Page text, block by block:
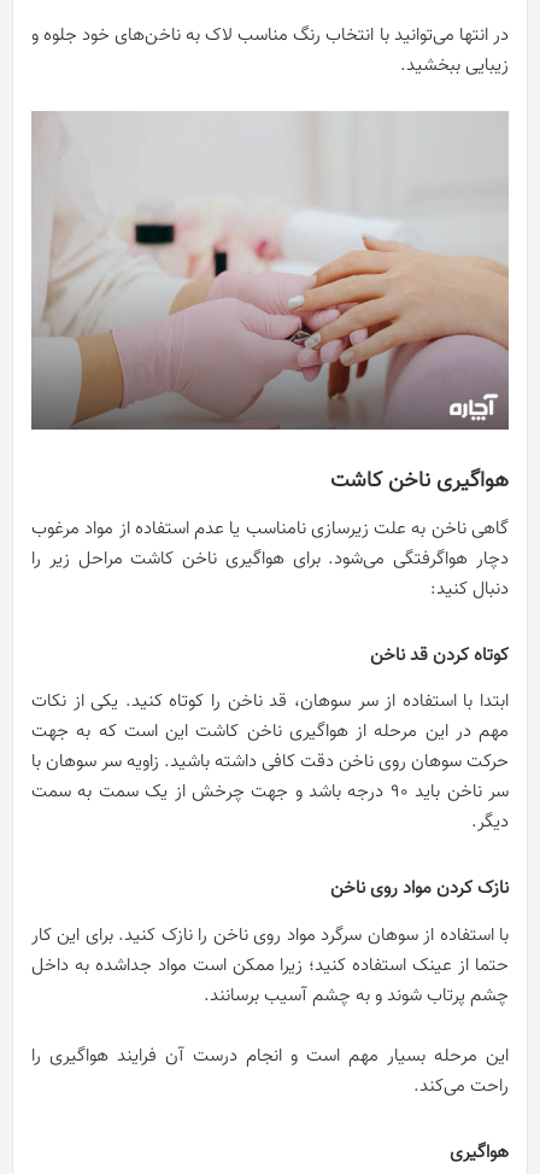
در انتها می‌توانید با انتخاب رنگ مناسب لاک به ناخن‌های خود جلوه و
زیبایی ببخشید.
هواگیری ناخن کاشت
گاهی ناخن به علت زیرسازی نامناسب یا عدم استفاده از مواد مرغوب
دچار هواگرفتگی می‌شود. برای هواگیری ناخن کاشت مراحل زیر را
دنبال کنید:
کوتاه کردن قد ناخن
ابتدا با استفاده از سر سوهان، قد ناخن را کوتاه کنید. یکی از نکات
مهم در این مرحله از هواگیری ناخن کاشت این است که به جهت
حرکت سوهان روی ناخن دقت کافی داشته باشید. زاویه سر سوهان با
سر ناخن باید 90 درجه باشد و جهت چرخش از یک سمت به سمت
دیگر.
نازک کردن مواد روی ناخن
با استفاده از سوهان سرگرد مواد روی ناخن را نازک کنید. برای این کار
حتما از عینک استفاده کنید؛ زیرا ممکن است مواد جداشده به داخل
چشم پرتاب شوند و به چشم آسیب برسانند.
این مرحله بسیار مهم است و انجام درست آن فرایند هواگیری را
راحت می‌کند.
هواگیری